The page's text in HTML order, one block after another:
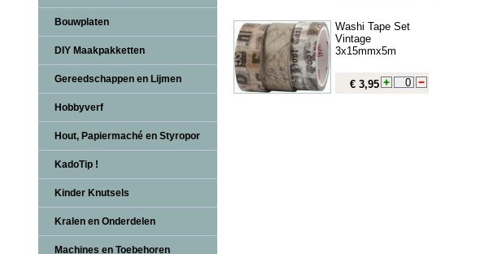
Bouwplaten
DIY Maakpakketten
Gereedschappen en Lijmen
Hobbyverf
Hout, Papiermaché en Styropor
KadoTip !
Kinder Knutsels
Kralen en Onderdelen
Machines en Toebehoren
Washi Tape Set
Vintage
3x15mmx5m
€ 3,95